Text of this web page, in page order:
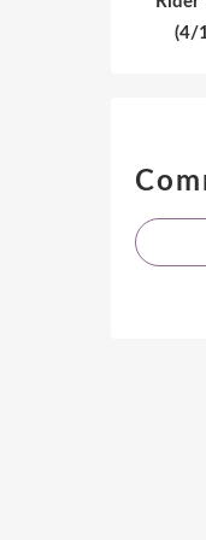
(4/